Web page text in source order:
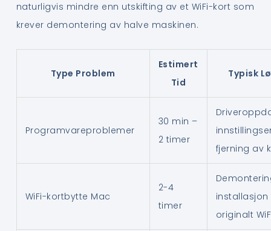
naturligvis mindre enn utskifting av et WiFi-kort som
krever demontering av halve maskinen.
Type Problem
Estimert
Tid
Typisk
Programvareproblemer
30 min –
2 timer
fjerning av
WiFi-kortbytte Mac
2-4
timer
originalt